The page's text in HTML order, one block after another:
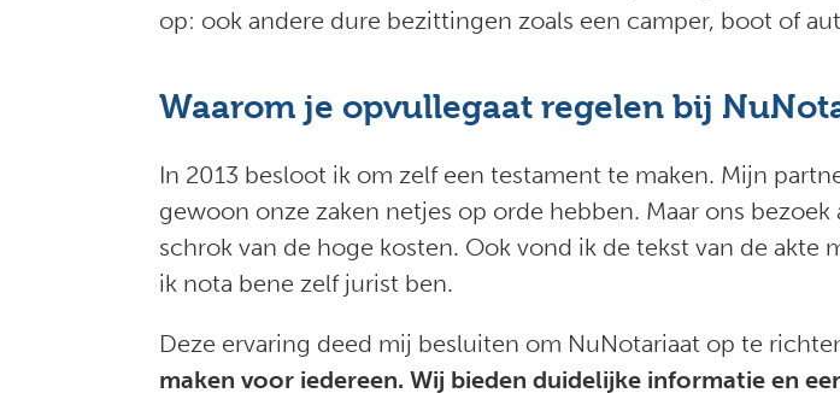
op: ook andere dure bezittingen zoals een camper, boot of
Waarom je opvullegaat regelen bij
In 2013 besloot ik om zelf een testament te maken. Mijn
gewoon onze zaken netjes op orde hebben. Maar ons
schrok van de hoge kosten. Ook vond ik de tekst van de
ik nota bene zelf jurist ben.
Deze ervaring deed mij besluiten om NuNotariaat op te
maken voor iedereen. Wij bieden duidelijke informatie en